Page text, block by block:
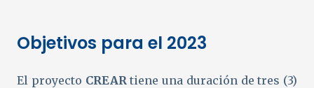
Objetivos para el 2023
El proyecto CREAR tiene una duración de tres (3)